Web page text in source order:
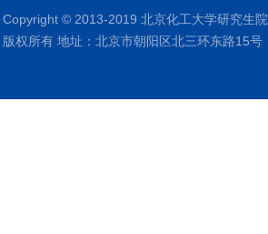
Copyright © 2013-2019 北京化工大学研究生院
版权所有 地址：北京市朝阳区北三环东路15号